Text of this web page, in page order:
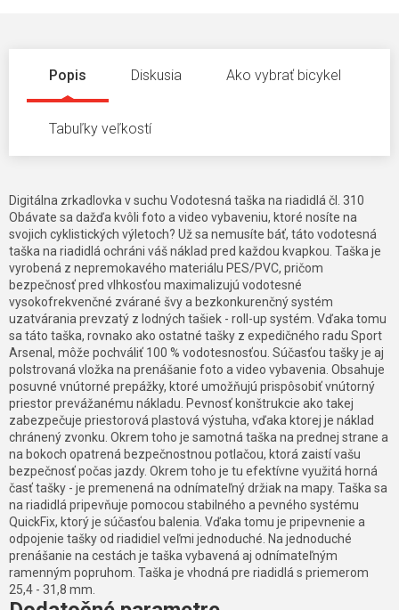
Popis Diskusia Ako vybrať bicykel
Tabuľky veľkostí
Digitálna zrkadlovka v suchu Vodotesná taška na riadidlá čl. 310
Obávate sa dažďa kvôli foto a video vybaveniu, ktoré nosíte na
svojich cyklistických výletoch? Už sa nemusíte báť, táto vodotesná
taška na riadidlá ochráni váš náklad pred každou kvapkou. Taška je
vyrobená z nepremokavého materiálu PES/PVC, pričom
bezpečnosť pred vlhkosťou maximalizujú vodotesné
vysokofrekvenčné zvárané švy a bezkonkurenčný systém
uzatvárania prevzatý z lodných tašiek - roll-up systém. Vďaka tomu
sa táto taška, rovnako ako ostatné tašky z expedičného radu Sport
Arsenal, môže pochváliť 100 % vodotesnosťou. Súčasťou tašky je aj
polstrovaná vložka na prenášanie foto a video vybavenia. Obsahuje
posuvné vnútorné prepážky, ktoré umožňujú prispôsobiť vnútorný
priestor prevážanému nákladu. Pevnosť konštrukcie ako takej
zabezpečuje priestorová plastová výstuha, vďaka ktorej je náklad
chránený zvonku. Okrem toho je samotná taška na prednej strane a
na bokoch opatrená bezpečnostnou potlačou, ktorá zaistí vašu
bezpečnosť počas jazdy. Okrem toho je tu efektívne využitá horná
časť tašky - je premenená na odnímateľný držiak na mapy. Taška sa
na riadidlá pripevňuje pomocou stabilného a pevného systému
QuickFix, ktorý je súčasťou balenia. Vďaka tomu je pripevnenie a
odpojenie tašky od riadidiel veľmi jednoduché. Na jednoduché
prenášanie na cestách je taška vybavená aj odnímateľným
ramenným popruhom. Taška je vhodná pre riadidlá s priemerom
25,4 - 31,8 mm.